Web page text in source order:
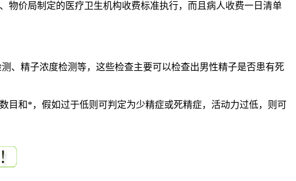
物价局制定的医疗卫生机构收费标准执行，而且病人收费一日清单
精子浓度检测等，这些检查主要可以检查出男性精子是否患有死
和*，假如过于低则可判定为少精症或死精症，活动力过低，则可